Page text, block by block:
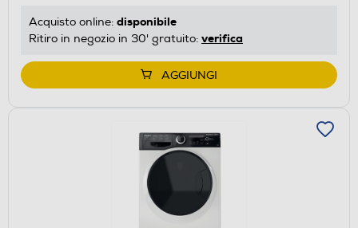
energetico
Youreko.
Acquisto online: disponibile
Ritiro in negozio in 30' gratuito: verifica
AGGIUNGI